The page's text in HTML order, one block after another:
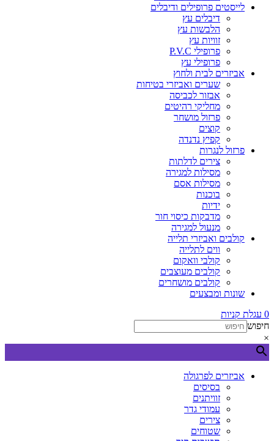
לייסטים פרופילים ודיבלים
דיבלים עץ
הלבשות עץ
זוויות עץ
פרופילי P.V.C
פרופילי עץ
אביזרים לבית ולחוץ
שערים ואביזרי בטיחות
אבזור לכביסה
מחליקי רהיטים
פרזול מושחר
קוצים
קפיץ נדנדה
פרזול לנגרות
צירים לדלתות
מסילות למגירה
מסילות אסם
בוכנות
ידיות
מדבקות כיסוי חור
מנעול למגירה
קולבים ואביזרי תלייה
ווים לתלייה
קולבי וואקום
קולבים מעוצבים
קולבים מושחרים
שונות ומבצעים
0 עגלת קניות
חיפוש
×
אביזרים לפרגולה
בסיסים
זוויתנים
עמודי גדר
צירים
שטוחים